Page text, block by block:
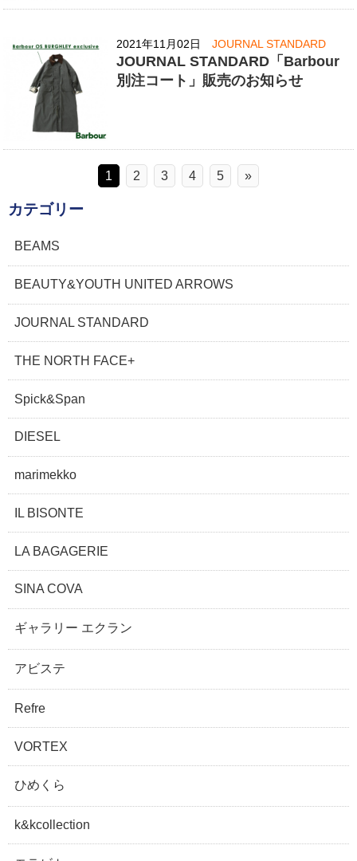
2021年11月02日 JOURNAL STANDARD
JOURNAL STANDARD「Barbour
別注コート」販売のお知らせ
1 2 3 4 5 »
カテゴリー
BEAMS
BEAUTY&YOUTH UNITED ARROWS
JOURNAL STANDARD
THE NORTH FACE+
Spick&Span
DIESEL
marimekko
IL BISONTE
LA BAGAGERIE
SINA COVA
ギャラリー エクラン
アビステ
Refre
VORTEX
ひめくら
k&kcollection